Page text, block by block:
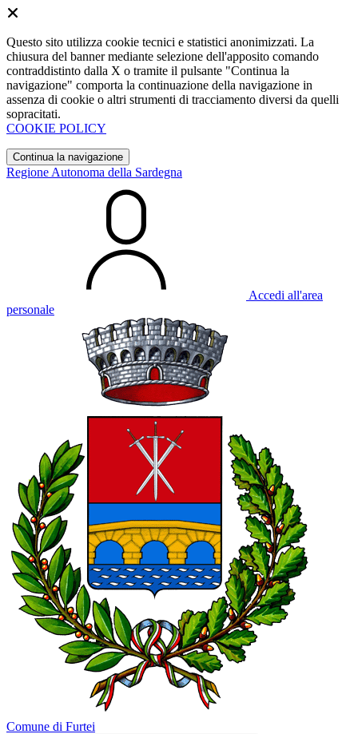
Questo sito utilizza cookie tecnici e statistici anonimizzati. La
chiusura del banner mediante selezione dell'apposito comando
contraddistinto dalla X o tramite il pulsante "Continua la
navigazione" comporta la continuazione della navigazione in
assenza di cookie o altri strumenti di tracciamento diversi da quelli
sopracitati.
COOKIE POLICY
Continua la navigazione
Regione Autonoma della Sardegna
Accedi all'area
personale
Comune di Furtei